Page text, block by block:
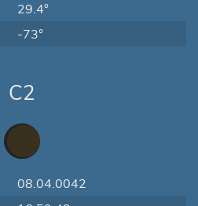
29.4°
-73°
C2
08.04.0042